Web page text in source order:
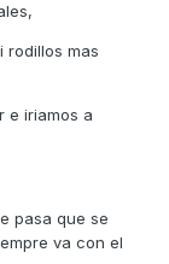
rodillos mas
e iriamos a
pasa que se
va con el